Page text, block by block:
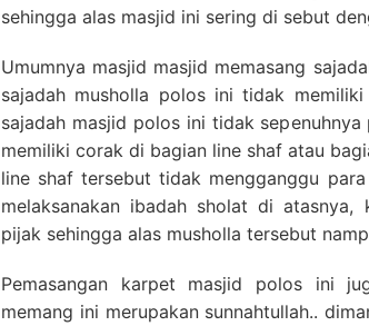
sehingga alas masjid ini sering di sebut
Umumnya masjid masjid memasang
sajadah musholla polos ini tidak
sajadah masjid polos ini tidak
memiliki corak di bagian line shaf atau
line shaf tersebut tidak mengganggu
melaksanakan ibadah sholat di
pijak sehingga alas musholla tersebut
Pemasangan karpet masjid polos ini
memang ini merupakan sunnahtullah..